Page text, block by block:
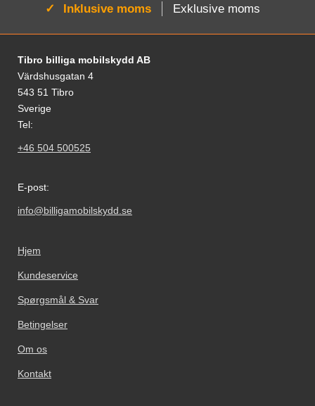
Aktiv:
Inklusive moms Exklusive moms
Fodnoter Blandede oplysninger og links
Tibro billiga mobilskydd AB
Värdshusgatan 4
543 51 Tibro
Sverige
Tel:
+46 504 500525
E-post:
info@billigamobilskydd.se
Hjem
Kundeservice
Spørgsmål & Svar
Betingelser
Om os
Kontakt